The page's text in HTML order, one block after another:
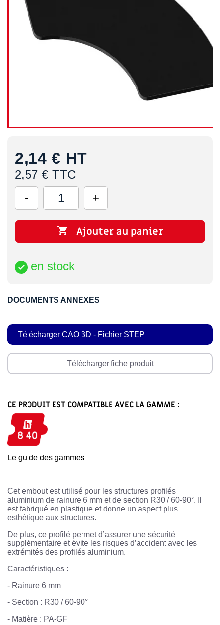
2,14 € HT
2,57 € TTC
 Ajouter au panier
 en stock
DOCUMENTS ANNEXES
Télécharger CAO 3D - Fichier STEP
Télécharger fiche produit
CE PRODUIT EST COMPATIBLE AVEC LA GAMME :
Le guide des gammes
Cet embout est utilisé pour les structures profilés
aluminium de rainure 6 mm et de section R30 / 60-90°. Il
est fabriqué en plastique et donne un aspect plus
esthétique aux structures.
De plus, ce profilé permet d’assurer une sécurité
supplémentaire et évite les risques d’accident avec les
extrémités des profilés aluminium.
Caractéristiques :
- Rainure 6 mm
- Section : R30 / 60-90°
- Matière : PA-GF